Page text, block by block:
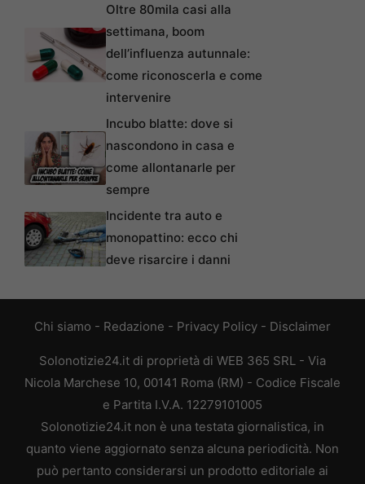
Oltre 80mila casi alla
settimana, boom
dell’influenza autunnale:
come riconoscerla e come
intervenire
Incubo blatte: dove si
nascondono in casa e
come allontanarle per
sempre
Incidente tra auto e
monopattino: ecco chi
deve risarcire i danni
Chi siamo - Redazione - Privacy Policy - Disclaimer
Solonotizie24.it di proprietà di WEB 365 SRL - Via
Nicola Marchese 10, 00141 Roma (RM) - Codice Fiscale
e Partita I.V.A. 12279101005
Solonotizie24.it non è una testata giornalistica, in
quanto viene aggiornato senza alcuna periodicità. Non
può pertanto considerarsi un prodotto editoriale ai